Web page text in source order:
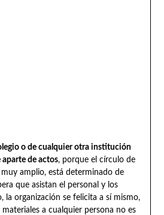
o de cualquier otra institución
aparte de actos, porque el círculo de
amplio, está determinado de
que asistan el personal y los
la organización se felicita a sí mismo,
a cualquier persona no es